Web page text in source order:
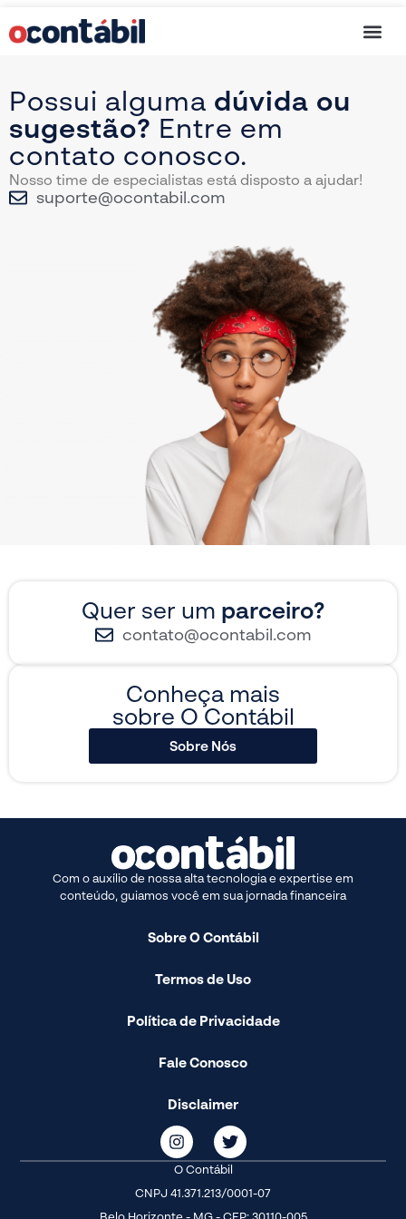
Possui alguma dúvida ou
sugestão? Entre em
contato conosco.
Nosso time de especialistas está disposto a ajudar!
suporte@ocontabil.com
Quer ser um parceiro?
contato@ocontabil.com
Conheça mais
sobre O Contábil
Sobre Nós
Com o auxílio de nossa alta tecnologia e expertise em
conteúdo, guiamos você em sua jornada financeira
Sobre O Contábil
Termos de Uso
Política de Privacidade
Fale Conosco
Disclaimer
O Contábil
CNPJ 41.371.213/0001-07